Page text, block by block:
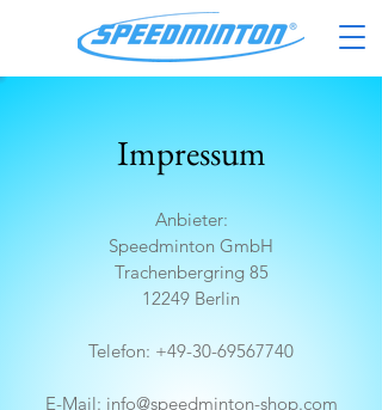
Impressum
Anbieter:
Speedminton GmbH
Trachenbergring 85
12249 Berlin
Telefon: +49-30-69567740
E-Mail: info@speedminton-shop.com